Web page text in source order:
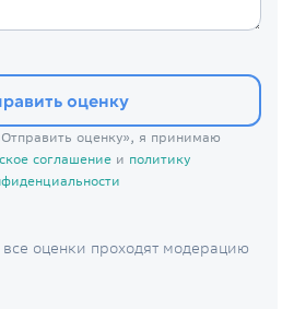
оценку
оценку», я принимаю
соглашениеи политику
оценки проходят модерацию